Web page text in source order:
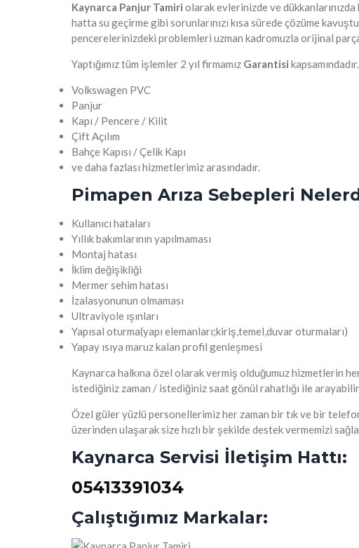
Kaynarca Panjur Tamiri olarak evlerinizde ve
hatta su geçirme gibi sorunlarınızı kısa sürede çözüme
pencerelerinizdeki problemleri uzman kadromuzla orijinal
Yaptığımız tüm işlemler 2 yıl firmamız Garantisi kapsamındadır.
Volkswagen PVC
Panjur
Kapı / Pencere / Kilit
Çift Açılım
Bahçe Kapısı / Çelik Kapı
ve daha fazlası hizmetlerimiz arasındadır.
Pimapen Arıza Sebepleri
Kullanıcı hataları
Yıllık bakımlarının yapılmaması
Montaj hatası
İklim değişikliği
Mermer sehim hatası
İzalasyonunun olmaması
Ultraviyole ışınları
Yapısal oturma(yapı elemanları;kiriş,temel,duvar oturmaları)
Yapay ısıya maruz kalan profil genleşmesi
Kaynarca halkına özel olarak vermiş olduğumuz hizmetlerin
istediğiniz zaman / istediğiniz saat gönül rahatlığı ile
Özel güler yüzlü personellerimiz her zaman bir tık ve bir telefon
üzerinden ulaşarak size hızlı bir şekilde destek vermemizi
Kaynarca Servisi İletişim Hattı:
05413391034
Çalıştığımız Markalar: